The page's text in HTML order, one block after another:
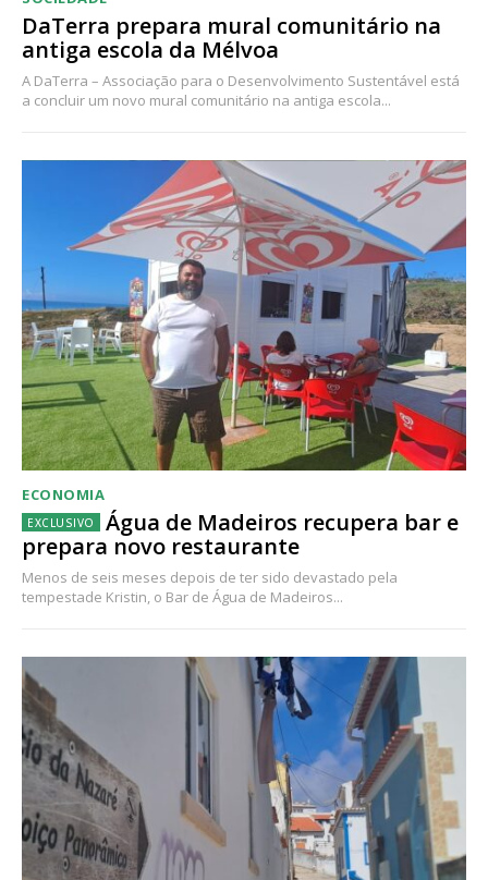
DaTerra prepara mural comunitário na
antiga escola da Mélvoa
A DaTerra – Associação para o Desenvolvimento Sustentável está
a concluir um novo mural comunitário na antiga escola...
ECONOMIA
Água de Madeiros recupera bar e
prepara novo restaurante
Menos de seis meses depois de ter sido devastado pela
tempestade Kristin, o Bar de Água de Madeiros...